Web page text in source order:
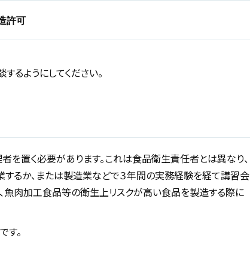
許可
るようにしてください。
置く必要があります。これは食品衛生責任者とは異なり、
るか、または製造業などで３年間の実務経験を経て講習会
魚肉加工食品等の衛生上リスクが高い食品を製造する際に
。